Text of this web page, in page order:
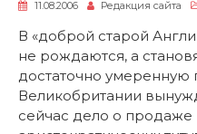
11.08.2006 Редакция сайта
В «доброй старой
не рождаются, а
достаточно умеренную
Великобритании
сейчас дело о